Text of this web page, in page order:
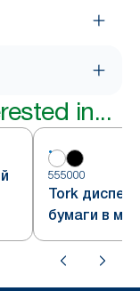
in...
555000
Tork
бумаги в
формата
система T2